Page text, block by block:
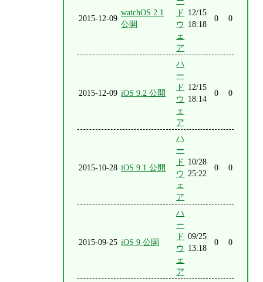
2015-12-09
watchOS 2.1
公開
ド
ウ
ェ
ア
12/15
18:18
0 0
2015-12-09 iOS 9.2 公開
ハ
ー
ド
ウ
ェ
ア
12/15
18:14
0 0
2015-10-28 iOS 9.1 公開
ハ
ー
ド
ウ
ェ
ア
10/28
25:22
0 0
2015-09-25 iOS 9 公開
ハ
ー
ド
ウ
ェ
ア
09/25
13:18
0 0